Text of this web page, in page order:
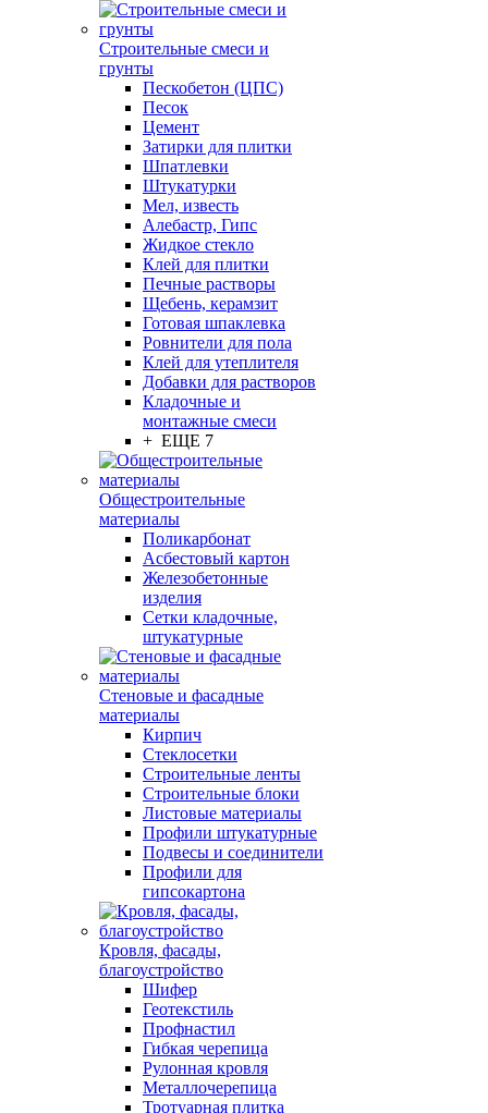
Строительные смеси и
грунты
Пескобетон (ЦПС)
Песок
Цемент
Затирки для плитки
Шпатлевки
Штукатурки
Мел, известь
Алебастр, Гипс
Жидкое стекло
Клей для плитки
Печные растворы
Щебень, керамзит
Готовая шпаклевка
Ровнители для пола
Клей для утеплителя
Добавки для растворов
Кладочные и
монтажные смеси
+ ЕЩЕ 7
Общестроительные
материалы
Поликарбонат
Асбестовый картон
Железобетонные
изделия
Сетки кладочные,
штукатурные
Стеновые и фасадные
материалы
Кирпич
Стеклосетки
Строительные ленты
Строительные блоки
Листовые материалы
Профили штукатурные
Подвесы и соединители
Профили для
гипсокартона
Кровля, фасады,
благоустройство
Шифер
Геотекстиль
Профнастил
Гибкая черепица
Рулонная кровля
Металлочерепица
Тротуарная плитка